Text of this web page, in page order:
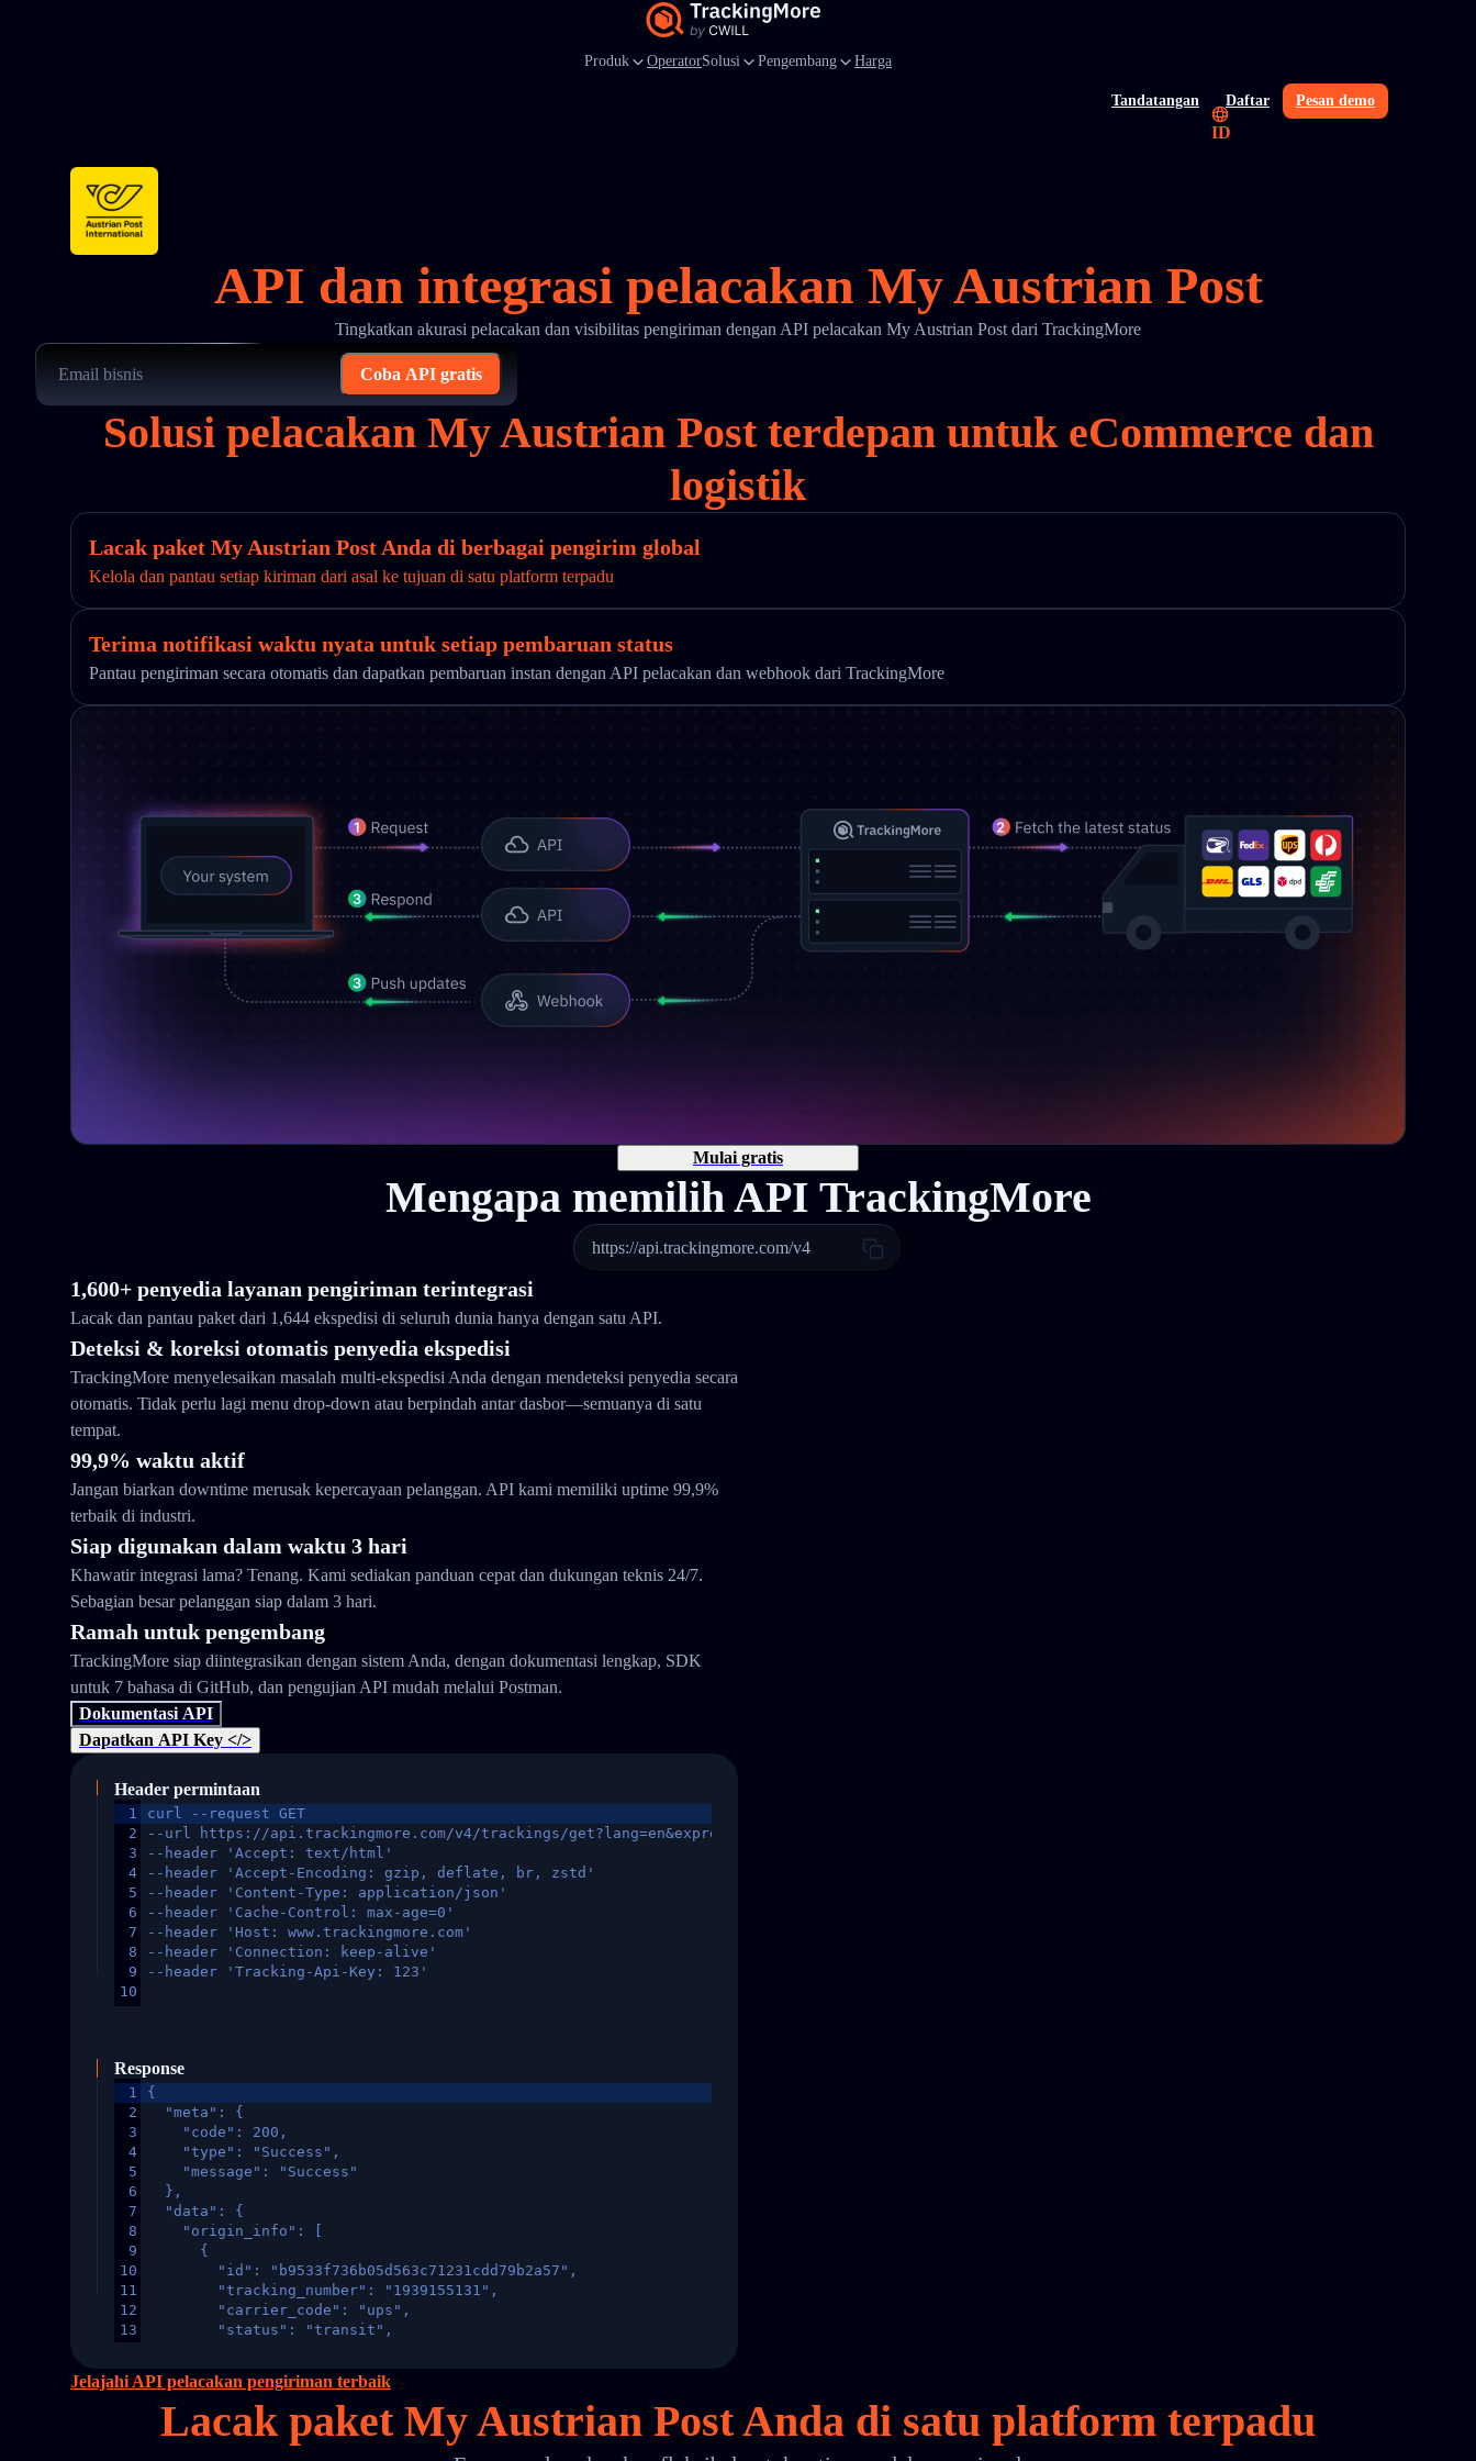
Produk OperatorSolusi Pengembang Harga
Tandatangan Daftar Pesan demo
ID
API dan integrasi pelacakan My Austrian Post
Tingkatkan akurasi pelacakan dan visibilitas pengiriman dengan API pelacakan My Austrian Post dari TrackingMore
Coba API gratis
Solusi pelacakan My Austrian Post terdepan untuk eCommerce dan
logistik
Lacak paket My Austrian Post Anda di berbagai pengirim global
Kelola dan pantau setiap kiriman dari asal ke tujuan di satu platform terpadu
Terima notifikasi waktu nyata untuk setiap pembaruan status
Pantau pengiriman secara otomatis dan dapatkan pembaruan instan dengan API pelacakan dan webhook dari TrackingMore
Mulai gratis
Mengapa memilih API TrackingMore
https://api.trackingmore.com/v4
1,600+ penyedia layanan pengiriman terintegrasi
Lacak dan pantau paket dari 1,644 ekspedisi di seluruh dunia hanya dengan satu API.
Deteksi & koreksi otomatis penyedia ekspedisi
TrackingMore menyelesaikan masalah multi-ekspedisi Anda dengan mendeteksi penyedia secara
otomatis. Tidak perlu lagi menu drop-down atau berpindah antar dasbor—semuanya di satu
tempat.
99,9% waktu aktif
Jangan biarkan downtime merusak kepercayaan pelanggan. API kami memiliki uptime 99,9%
terbaik di industri.
Siap digunakan dalam waktu 3 hari
Khawatir integrasi lama? Tenang. Kami sediakan panduan cepat dan dukungan teknis 24/7.
Sebagian besar pelanggan siap dalam 3 hari.
Ramah untuk pengembang
TrackingMore siap diintegrasikan dengan sistem Anda, dengan dokumentasi lengkap, SDK
untuk 7 bahasa di GitHub, dan pengujian API mudah melalui Postman.
Dokumentasi API
Dapatkan API Key </>
Header permintaan
1
2
3
4
5
6
7
8
9
10
curl --request GET
--url https://api.trackingmore.com/v4/trackings/get?lang=en&express=ups&tracknumber=1939155131
--header 'Accept: text/html'
--header 'Accept-Encoding: gzip, deflate, br, zstd'
--header 'Content-Type: application/json'
--header 'Cache-Control: max-age=0'
--header 'Host: www.trackingmore.com'
--header 'Connection: keep-alive'
--header 'Tracking-Api-Key: 123'
Response
1
2
3
4
5
6
7
8
9
10
11
12
13
16
{
  "meta": {
    "code": 200,
    "type": "Success",
    "message": "Success"
  },
  "data": {
    "origin_info": [
      {
        "id": "b9533f736b05d563c71231cdd79b2a57",
        "tracking_number": "1939155131",
        "carrier_code": "ups",
        "status": "transit",
        "itemTimeLength": 2,
        "weblink": "",
        "phone": null,
        "trackinfo": [
Jelajahi API pelacakan pengiriman terbaik
Lacak paket My Austrian Post Anda di satu platform terpadu